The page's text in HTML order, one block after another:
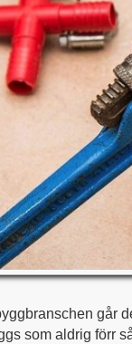
går
som aldrig förr